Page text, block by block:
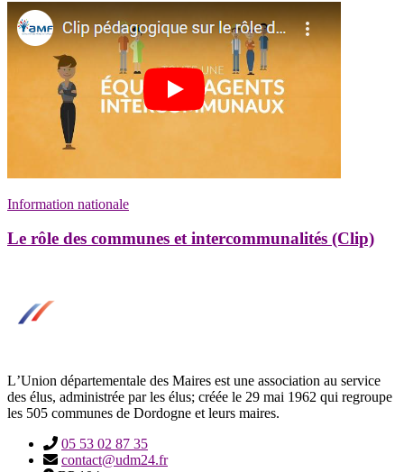
Information nationale
Le rôle des communes et intercommunalités (Clip)
LʼUnion départementale des Maires est une association au service
des élus, administrée par les élus; créée le 29 mai 1962 qui regroupe
les 505 communes de Dordogne et leurs maires.
05 53 02 87 35
contact@udm24.fr